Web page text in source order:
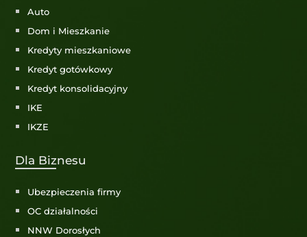
Auto
Dom i Mieszkanie
Kredyty mieszkaniowe
Kredyt gotówkowy
Kredyt konsolidacyjny
IKE
IKZE
Dla Biznesu
Ubezpieczenia firmy
OC działalności
NNW Dorosłych